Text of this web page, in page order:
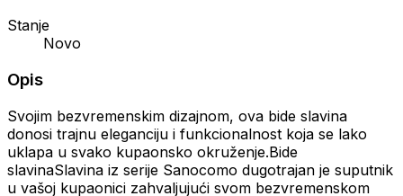
Stanje
Novo
Opis
Svojim bezvremenskim dizajnom, ova bide slavina
donosi trajnu eleganciju i funkcionalnost koja se lako
uklapa u svako kupaonsko okruženje.Bide
slavinaSlavina iz serije Sanocomo dugotrajan je suputnik
u vašoj kupaonici zahvaljujući svom bezvremenskom